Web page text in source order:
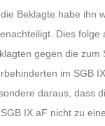
Beklagte habe ihn
Dies folge
gegen die zum
im SGB
daraus, dass
IX aF nicht zu